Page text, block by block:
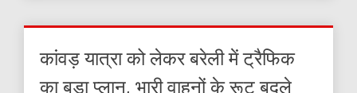
कांवड़ यात्रा को लेकर बरेली में ट्रैफिक
का बड़ा प्लान, भारी वाहनों के रूट बदले